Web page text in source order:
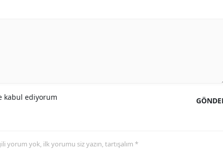
kabul ediyorum
yorum yok, ilk yorumu siz yazın, tartışalım *